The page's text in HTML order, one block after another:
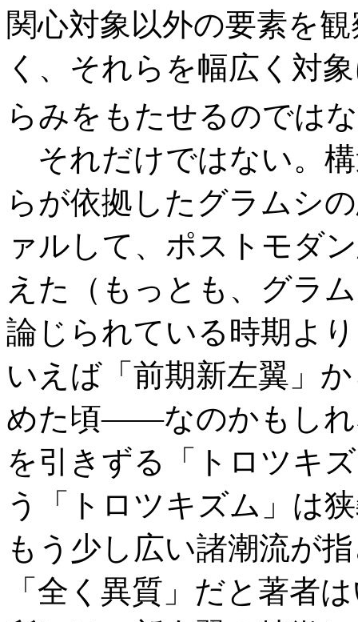
関心対象以外の要素を
く、それらを幅広く対
らみをもたせるのでは
それだけではない。
らが依拠したグラムシ
ァルして、ポストモダ
えた（もっとも、グラ
論じられている時期よ
いえば「前期新左翼」
めた頃――なのかもしれ
を引きずる「トロツキ
う「トロツキズム」は
もう少し広い諸潮流が
「全く異質」だと著者